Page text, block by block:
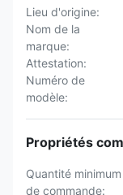
Lieu d'origine:
Nom de la
marque:
Attestation:
Numéro de
modèle:
Propriétés
Quantité minimum
de commande: